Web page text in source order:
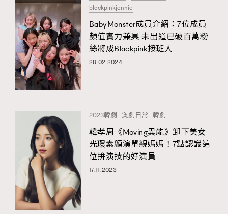
blackpinkjennie
BabyMonster成員介紹：7位成員
顏值實力兼具 未出道已破百萬粉
絲將成Blackpink接班人
28.02.2024
2023韓劇 煲劇日常 韓劇
韓孝周《Moving異能》卸下美女
光環素顏演單親媽媽！7點認識這
位拚演技的好演員
17.11.2023